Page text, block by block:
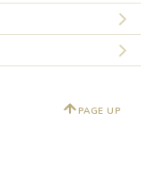
PAGE UP